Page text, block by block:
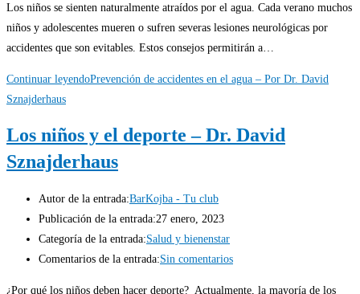
Los niños se sienten naturalmente atraídos por el agua. Cada verano muchos
niños y adolescentes mueren o sufren severas lesiones neurológicas por
accidentes que son evitables. Estos consejos permitirán a…
Continuar leyendoPrevención de accidentes en el agua – Por Dr. David
Sznajderhaus
Los niños y el deporte – Dr. David
Sznajderhaus
Autor de la entrada:BarKojba - Tu club
Publicación de la entrada:27 enero, 2023
Categoría de la entrada:Salud y bienenstar
Comentarios de la entrada:Sin comentarios
¿Por qué los niños deben hacer deporte? Actualmente, la mayoría de los